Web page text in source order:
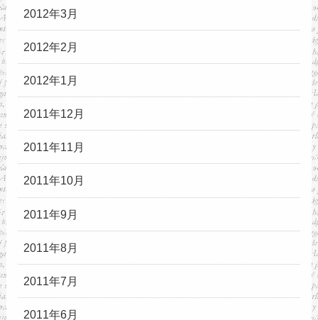
2012年3月
2012年2月
2012年1月
2011年12月
2011年11月
2011年10月
2011年9月
2011年8月
2011年7月
2011年6月